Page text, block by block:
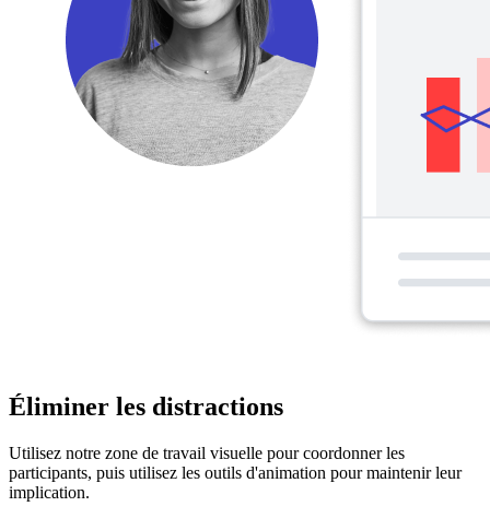
Éliminer les distractions
Utilisez notre zone de travail visuelle pour coordonner les
participants, puis utilisez les outils d'animation pour maintenir leur
implication.